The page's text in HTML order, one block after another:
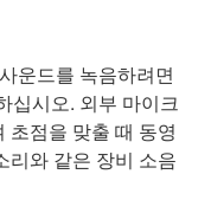
운드를 녹음하려면
십시오. 외부 마이크
초점을 맞출 때 동영
리와 같은 장비 소음